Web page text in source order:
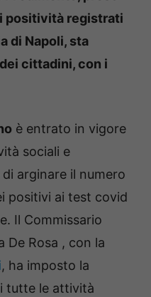
positività registrati
di Napoli, sta
cittadini, con i
è entrato in vigore
sociali e
arginare il numero
positivi ai test covid
Il Commissario
De Rosa , con la
, ha imposto la
tutte le attività